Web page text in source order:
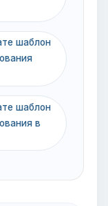
шаблон
шаблон
в